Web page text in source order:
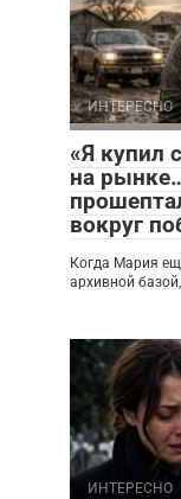
ИНТЕРЕСНО
«Я купил
на
вокруг
Когда Мария
архивной
ИНТЕРЕСНО